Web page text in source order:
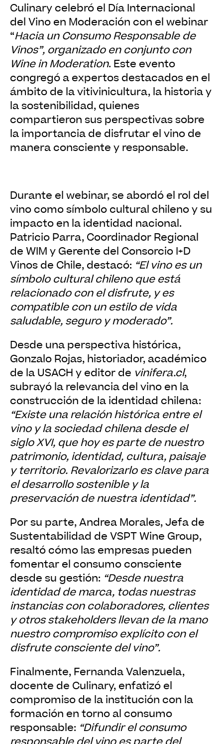
Culinary celebró el Día Internacional
del Vino en Moderación con el webinar
“Hacia un Consumo Responsable de
Vinos”, organizado en conjunto con
Wine in Moderation. Este evento
congregó a expertos destacados en el
ámbito de la vitivinicultura, la historia y
la sostenibilidad, quienes
compartieron sus perspectivas sobre
la importancia de disfrutar el vino de
manera consciente y responsable.
Durante el webinar, se abordó el rol del
vino como símbolo cultural chileno y su
impacto en la identidad nacional.
Patricio Parra, Coordinador Regional
de WIM y Gerente del Consorcio I+D
Vinos de Chile, destacó: “El vino es un
símbolo cultural chileno que está
relacionado con el disfrute, y es
compatible con un estilo de vida
saludable, seguro y moderado”.
Desde una perspectiva histórica,
Gonzalo Rojas, historiador, académico
de la USACH y editor de vinifera.cl,
subrayó la relevancia del vino en la
construcción de la identidad chilena:
“Existe una relación histórica entre el
vino y la sociedad chilena desde el
siglo XVI, que hoy es parte de nuestro
patrimonio, identidad, cultura, paisaje
y territorio. Revalorizarlo es clave para
el desarrollo sostenible y la
preservación de nuestra identidad”.
Por su parte, Andrea Morales, Jefa de
Sustentabilidad de VSPT Wine Group,
resaltó cómo las empresas pueden
fomentar el consumo consciente
desde su gestión: “Desde nuestra
identidad de marca, todas nuestras
instancias con colaboradores, clientes
y otros stakeholders llevan de la mano
nuestro compromiso explícito con el
disfrute consciente del vino”.
Finalmente, Fernanda Valenzuela,
docente de Culinary, enfatizó el
compromiso de la institución con la
formación en torno al consumo
responsable: “Difundir el consumo